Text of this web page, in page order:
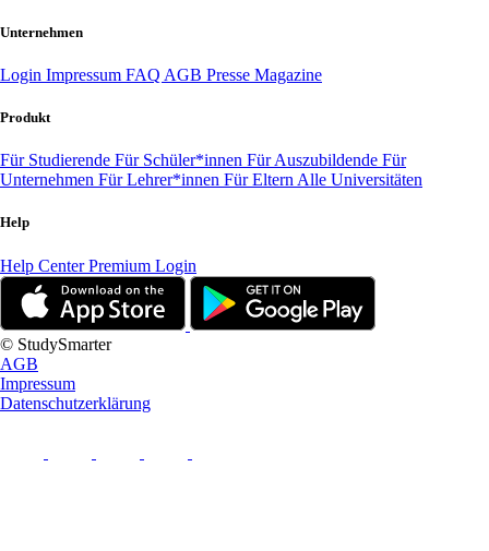
Unternehmen
Login Impressum FAQ AGB Presse Magazine
Produkt
Für Studierende Für Schüler*innen Für Auszubildende Für
Unternehmen Für Lehrer*innen Für Eltern Alle Universitäten
Help
Help CenterPremium Login
© StudySmarter
AGB
Impressum
Datenschutzerklärung